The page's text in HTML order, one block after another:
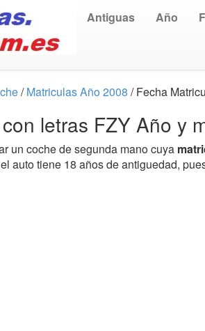
Antiguas Año
/Matriculas Año 2008 / Fecha
letras FZY Año y
un coche de segunda mano cuya
auto tiene 18 años de antiguedad,